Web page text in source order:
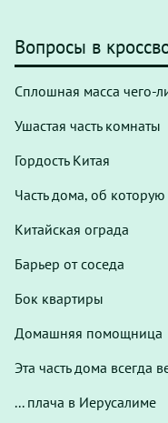
Вопросы в
Сплошная масса чего-
Ушастая часть комнаты
Гордость Китая
Часть дома, об
Китайская ограда
Барьер от соседа
Бок квартиры
Домашняя помощница
Эта часть дома всегда
... плача в Иерусалиме